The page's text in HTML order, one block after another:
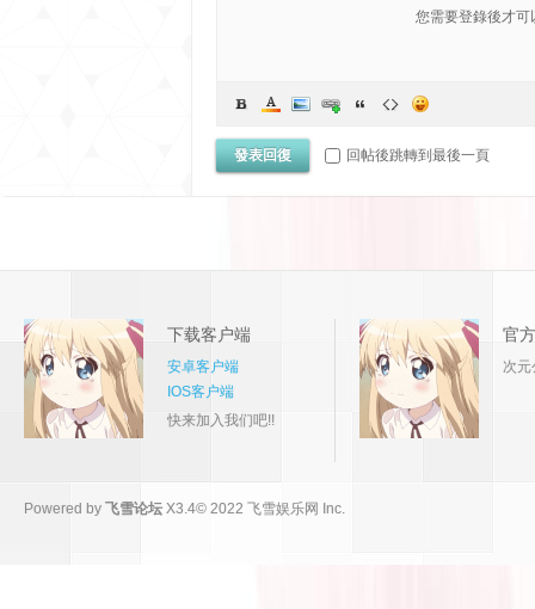
您需要登錄後才
發表回復 回帖後跳轉到最後一頁
下载客户端
安卓客户端
IOS客户端
快来加入我们吧!!
官
次元
Powered by 飞雪论坛 X3.4© 2022 飞雪娱乐网 Inc.